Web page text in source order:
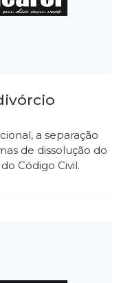
a separação
de dissolução do
Código Civil.